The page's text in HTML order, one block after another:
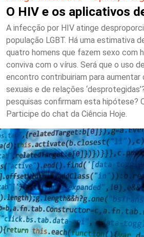
O HIV e os aplicativos
A infecção por HIV atinge
população LGBT. Há uma estimativa
quatro homens que fazem sexo com
conviva com o vírus. Será que o uso
encontro contribuiriam para aumentar
sexuais e de relações
pesquisas confirmam esta hipótese?
Participe do chat da Ciência Hoje.